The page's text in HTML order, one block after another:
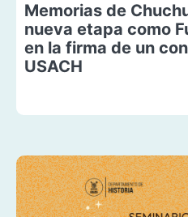
Memorias de
nueva etapa como
en la firma de un
USACH